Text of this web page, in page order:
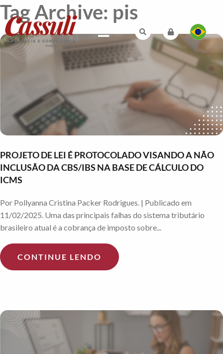
Tag Archive: pis
PROJETO DE LEI É PROTOCOLADO VISANDO A NÃO
INCLUSÃO DA CBS/IBS NA BASE DE CÁLCULO DO
ICMS
Por Pollyanna Cristina Packer Rodrigues. | Publicado em
11/02/2025. Uma das principais falhas do sistema tributário
brasileiro atual é a cobrança de imposto sobre...
CONTINUE LENDO